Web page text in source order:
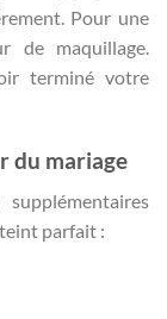
Pour une
de maquillage.
terminé votre
du mariage
parfait :